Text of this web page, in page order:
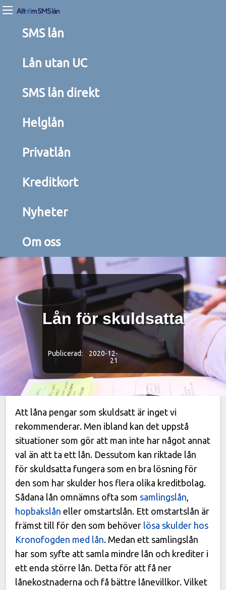
SMS lån
Lån utan UC
SMS lån direkt
Helglån
Privatlån
Kreditkort
Nyheter
Om oss
Lån för skuldsatta
Publicerad: 2020-12-
21
Att låna pengar som skuldsatt är inget vi
rekommenderar. Men ibland kan det uppstå
situationer som gör att man inte har något annat
val än att ta ett lån. Dessutom kan riktade lån
för skuldsatta fungera som en bra lösning för
den som har skulder hos flera olika kreditbolag.
Sådana lån omnämns ofta som samlingslån,
hopbakslån eller omstartslån. Ett omstartslån är
främst till för den som behöver lösa skulder hos
Kronofogden med lån. Medan ett samlingslån
har som syfte att samla mindre lån och krediter i
ett enda större lån. Detta för att få ner
lånekostnaderna och få bättre lånevillkor. Vilket